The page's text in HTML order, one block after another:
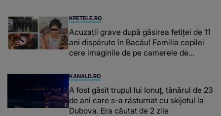
înțepe sânul”
KFETELE.RO
Acuzații grave după găsirea fetiței de 11
ani dispărute în Bacău! Familia copilei
cere imaginile de pe camerele de
mea...”
KANALD.RO
A fost găsit trupul lui Ionuț, tânărul de 23
de ani care s-a răsturnat cu skijetul la
Dubova. Era căutat de 2 zile